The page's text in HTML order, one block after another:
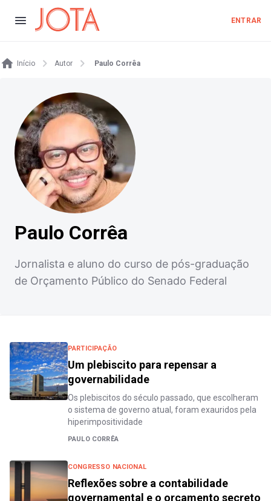
ENTRAR
Início Autor Paulo Corrêa
Paulo Corrêa
Jornalista e aluno do curso de pós-graduação
de Orçamento Público do Senado Federal
PARTICIPAÇÃO
Um plebiscito para repensar a
governabilidade
Os plebiscitos do século passado, que escolheram
o sistema de governo atual, foram exauridos pela
hiperimpositividade
PAULO CORRÊA
CONGRESSO NACIONAL
Reflexões sobre a contabilidade
governamental e o orçamento secreto